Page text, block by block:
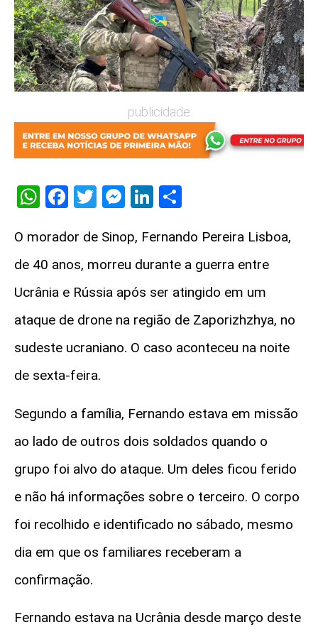
publicidade
WhatsApp
Facebook
TwitterMessenger
LinkedIn
O morador de Sinop, Fernando Pereira Lisboa,
de 40 anos, morreu durante a guerra entre
Ucrânia e Rússia após ser atingido em um
ataque de drone na região de Zaporizhzhya, no
sudeste ucraniano. O caso aconteceu na noite
de sexta-feira.
Segundo a família, Fernando estava em missão
ao lado de outros dois soldados quando o
grupo foi alvo do ataque. Um deles ficou ferido
e não há informações sobre o terceiro. O corpo
foi recolhido e identificado no sábado, mesmo
dia em que os familiares receberam a
confirmação.
Fernando estava na Ucrânia desde março deste